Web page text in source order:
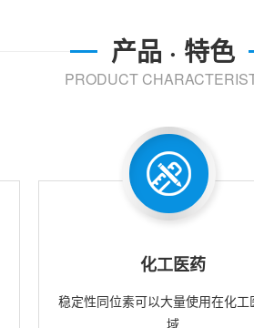
产品 · 特色
PRODUCT
化工医药
稳定性同位素可以大量使用在化工
域